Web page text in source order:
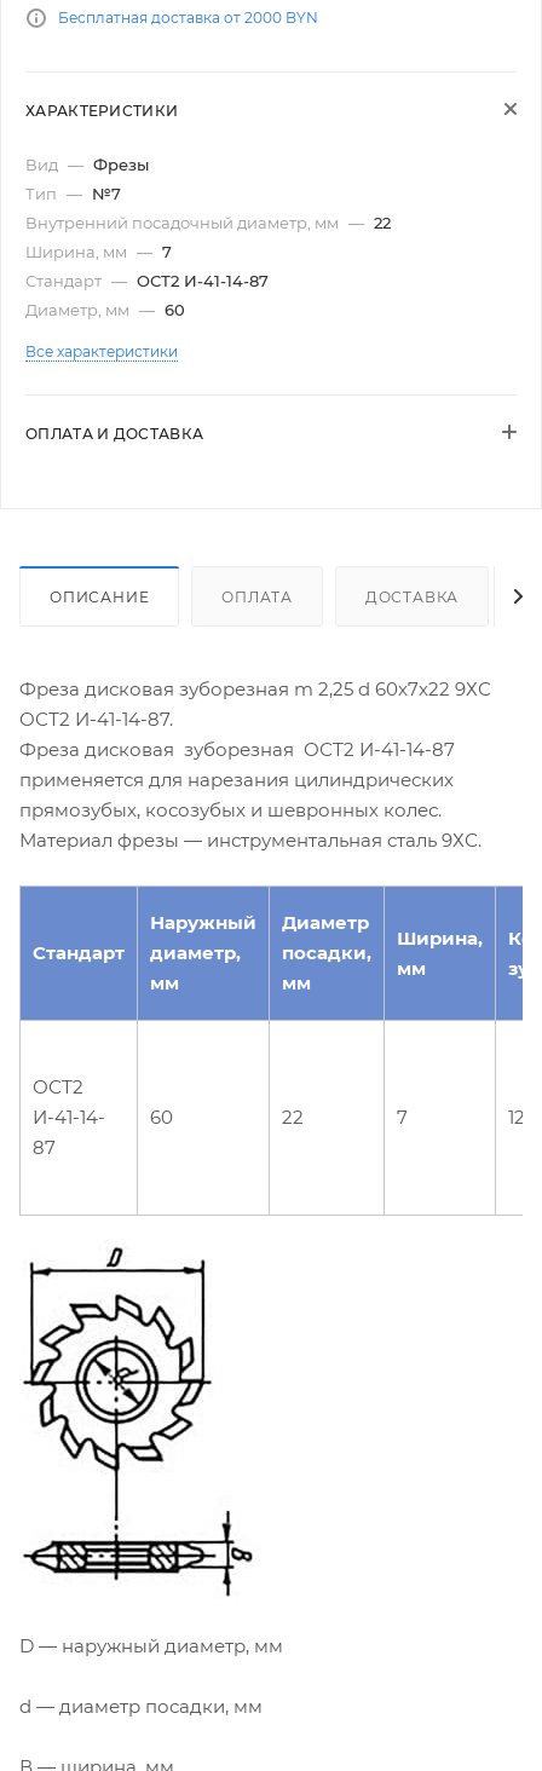
Бесплатная доставка от 2000 BYN
ХАРАКТЕРИСТИКИ
Вид — Фрезы
Тип — №7
Внутренний посадочный диаметр, мм — 22
Ширина, мм — 7
Стандарт — ОСТ2 И-41-14-87
Диаметр, мм — 60
Все характеристики
ОПЛАТА И ДОСТАВКА
ОПИСАНИЕ ОПЛАТА ДОСТАВКА
Фреза дисковая зуборезная m 2,25 d 60х7х22 9ХС
ОСТ2 И-41-14-87.
Фреза дисковая зуборезная ОСТ2 И-41-14-87
применяется для нарезания цилиндрических
прямозубых, косозубых и шевронных колес.
Материал фрезы — инструментальная сталь 9ХС.
Стандарт
Наружный
диаметр,
мм
Диаметр
посадки,
мм
Ширина,
мм
ОСТ2
И-41-14-
87
60 22 7 12
D — наружный диаметр, мм
d — диаметр посадки, мм